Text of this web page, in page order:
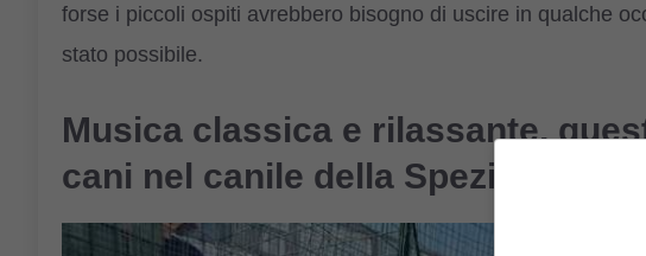
forse i piccoli ospiti avrebbero bisogno di uscire in qualche
stato possibile.
Musica classica e rilassante,
cani nel canile della Spezia, ma